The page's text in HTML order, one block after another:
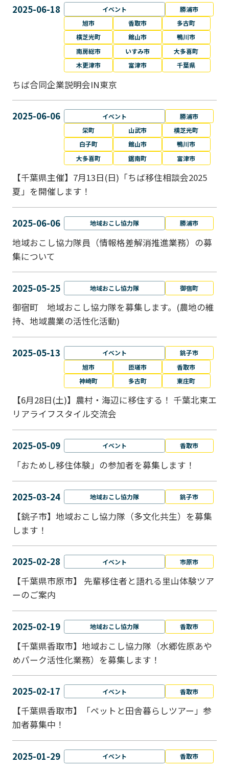
2025-06-18 イベント
勝浦市
旭市
香取市
多古町
横芝光町
館山市
鴨川市
南房総市
いすみ市
大多喜町
木更津市
富津市 千葉県
ちば合同企業説明会IN東京
2025-06-06 イベント
勝浦市
栄町
山武市
横芝光町
白子町
館山市
鴨川市
大多喜町
鋸南町 富津市
【千葉県主催】7月13日(日)「ちば移住相談会2025
夏」を開催します！
2025-06-06 地域おこし協力隊 勝浦市
地域おこし協力隊員（情報格差解消推進業務）の募
集について
2025-05-25 地域おこし協力隊 御宿町
御宿町 地域おこし協力隊を募集します。(農地の維
持、地域農業の活性化活動)
2025-05-13 イベント
銚子市
旭市
匝瑳市
香取市
神崎町
多古町 東庄町
【6月28日(土)】農村・海辺に移住する！ 千葉北東エ
リアライフスタイル交流会
2025-05-09 イベント 香取市
「おためし移住体験」の参加者を募集します！
2025-03-24 地域おこし協力隊 銚子市
【銚子市】地域おこし協力隊（多文化共生）を募集
します！
2025-02-28 イベント 市原市
【千葉県市原市】 先輩移住者と語れる里山体験ツア
ーのご案内
2025-02-19 地域おこし協力隊 香取市
【千葉県香取市】地域おこし協力隊（水郷佐原あや
めパーク活性化業務）を募集します！
2025-02-17 イベント 香取市
【千葉県香取市】「ペットと⽥舎暮らしツアー」参
加者募集中！
2025-01-29 イベント 香取市